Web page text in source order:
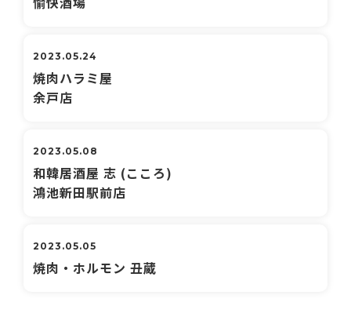
2023.05.24
焼肉ハラミ屋
余戸店
2023.05.08
和韓居酒屋 志 (こころ)
鴻池新田駅前店
2023.05.05
焼肉・ホルモン 丑蔵